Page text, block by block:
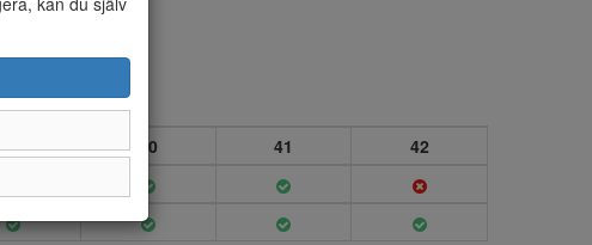
39 40 41
42